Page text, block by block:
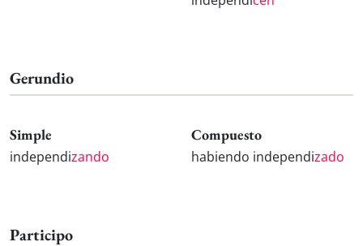
Gerundio
Simple
independizando
Compuesto
habiendo independizado
Participo